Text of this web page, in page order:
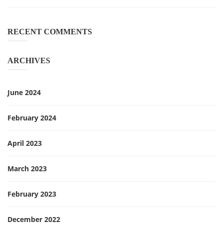
RECENT COMMENTS
ARCHIVES
June 2024
February 2024
April 2023
March 2023
February 2023
December 2022